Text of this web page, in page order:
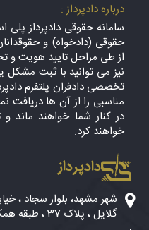
درباره دادپرداز :
سامانه حقوقی دادپرداز
حقوقی (دادخواه) و
از طی مراحل تایید هویت و
نیز می توانید با ثبت
تخصصی دادفران پلتفرم
مناسبی را از آن ها دریافت
در کنار شما خواهند ماند
خواهند کرد.
دادپرداز
گلایل ، پلاک 37 ، طبقه همکف